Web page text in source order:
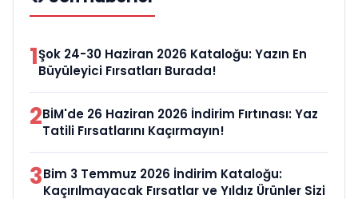
1Şok 24-30 Haziran 2026 Kataloğu: Yazın En
Büyüleyici Fırsatları Burada!
2BİM'de 26 Haziran 2026 İndirim Fırtınası: Yaz
Tatili Fırsatlarını Kaçırmayın!
3Bim 3 Temmuz 2026 İndirim Kataloğu:
Kaçırılmayacak Fırsatlar ve Yıldız Ürünler Sizi